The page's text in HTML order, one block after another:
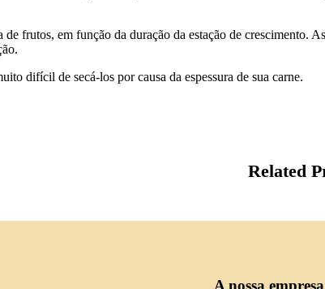
frutos, em função da duração da estação de crescimento.
difícil de secá-los por causa da espessura de sua carne.
Related